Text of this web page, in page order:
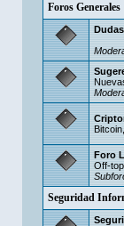
Foros Generales
Foro
Off-
Seguridad